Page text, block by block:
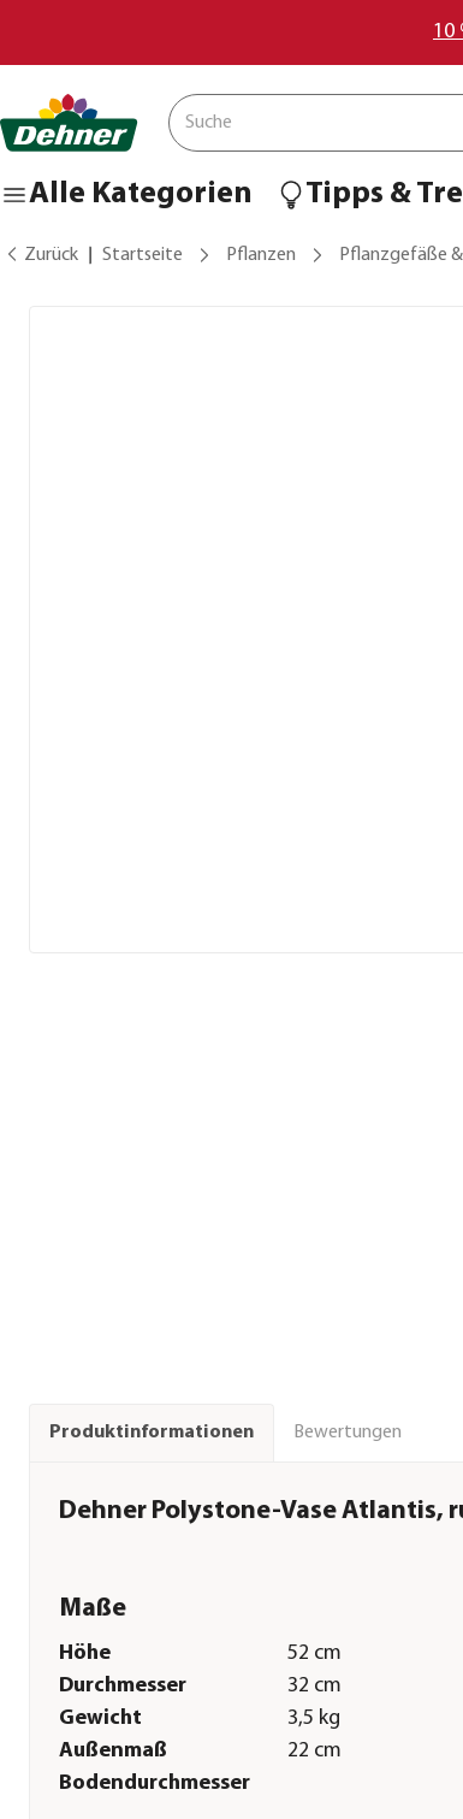
10
Alle Kategorien Tipps &
Zurück Startseite Pflanzen Pflanzgefäße
Produktinformationen Bewertungen
Dehner Polystone-Vase Atlantis,
Maße
Höhe
52 cm
Durchmesser
32 cm
Gewicht
3,5 kg
Außenmaß
Bodendurchmesser
22 cm